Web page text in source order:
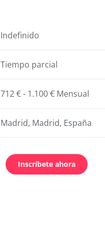
Indefinido
Tiempo parcial
712 € - 1.100 € Mensual
Madrid, Madrid, España
Inscríbete ahora